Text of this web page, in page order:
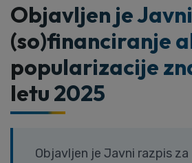
Objavljen je
(so)financiranje
popularizacije
letu 2025
Objavljen je Javni razpis za